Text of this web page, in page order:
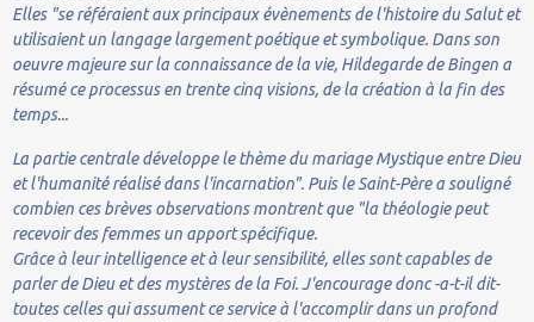
Elles "se référaient aux principaux évènements de l'histoire du Salut et
utilisaient un langage largement poétique et symbolique. Dans son
oeuvre majeure sur la connaissance de la vie, Hildegarde de Bingen a
résumé ce processus en trente cinq visions, de la création à la fin des
temps...
La partie centrale développe le thème du mariage Mystique entre Dieu
et l'humanité réalisé dans l'incarnation". Puis le Saint-Père a souligné
combien ces brèves observations montrent que "la théologie peut
recevoir des femmes un apport spécifique.
Grâce à leur intelligence et à leur sensibilité, elles sont capables de
parler de Dieu et des mystères de la Foi. J'encourage donc -a-t-il dit-
toutes celles qui assument ce service à l'accomplir dans un profond